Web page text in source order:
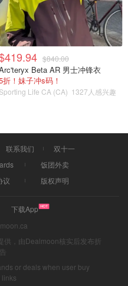
$840.00
Beta AR 男士冲锋衣
折！妹子冲s码！
Sporting Life CA (CA) 1327人感兴趣
联系我们
双十一
饭团外卖
议 版权声明
下载App
供，由Dealmoon核实后发布折
or deals when user buy